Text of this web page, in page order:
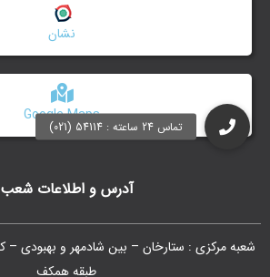
آدرس و اطلاعات شعب
طبقه همکف
Google Maps
نشان